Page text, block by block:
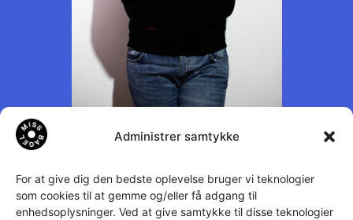
Administrer samtykke
For at give dig den bedste oplevelse bruger vi teknologier
som cookies til at gemme og/eller få adgang til
enhedsoplysninger. Ved at give samtykke til disse teknologier